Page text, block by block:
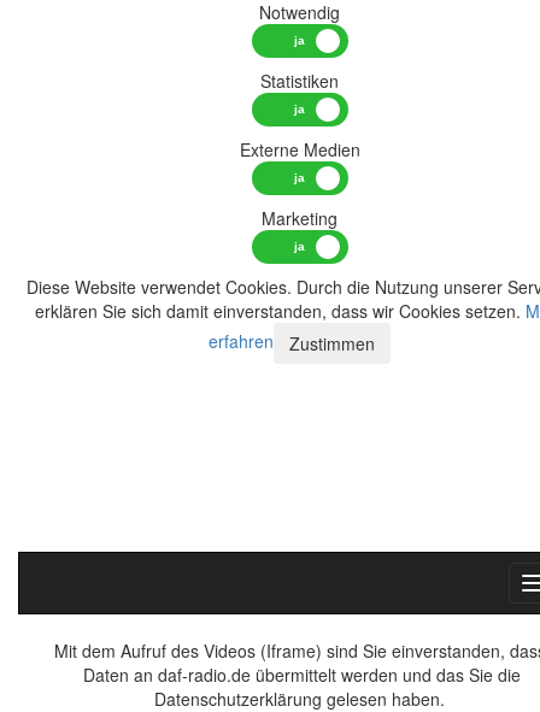
Notwendig
Statistiken
Externe Medien
Marketing
Diese Website verwendet Cookies. Durch die Nutzung unserer
erklären Sie sich damit einverstanden, dass wir Cookies setzen.
erfahren
Zustimmen
Mit dem Aufruf des Videos (Iframe) sind Sie einverstanden,
Daten an daf-radio.de übermittelt werden und das Sie die
Datenschutzerklärung gelesen haben.